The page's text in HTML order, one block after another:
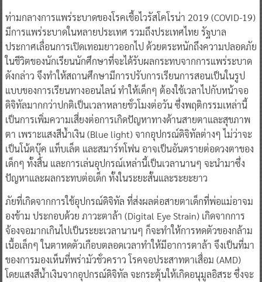
ท่ามกลางการแพร่ระบาดของโรคเชื้อไวรัสโคโรน่า 2019 (COVID-19)
มีการแพร่ระบาดในหลายประเทศ รวมถึงประเทศไทย รัฐบาล
ประกาศเลื่อนการเปิดเทอมยาวออกไป ด้วยตระหนักถึงความปลอดภัย
ในชีวิตของนักเรียนนักศึกษาที่จะได้รับผลกระทบจากการแพร่ระบาด
ดังกล่าว จึงทำให้สถานศึกษามีการปรับการเรียนการสอนเป็นในรูป
แบบของการเรียนทางออนไลน์ ทำให้เด็กๆ ต้องใช้เวลาไปกับหน้าจอ
ดิจิทัลมากกว่าปกติเป็นเวลาหลายชั่วโมงต่อวัน ซึ่งพฤติกรรมเหล่านี้
เป็นการเพิ่มความเสี่ยงต่อการเกิดปัญหาทางด้านสายตาและสุขภาพ
ตา เพราะแสงสีน้ำเงิน (Blue light) จากอุปกรณ์ดิจิทัลต่างๆ ไม่ว่าจะ
เป็นโน้ตบุ๊ค แท็บเล็ต และสมาร์ทโฟน อาจเป็นอันตรายต่อดวงตาของ
เด็กๆ ทั้งสิ้น และการเล่นอุปกรณ์เหล่านี้เป็นเวลานานๆ จะนำมาซึ่ง
ปัญหาและผลกระทบต่อเด็ก ทั้งในระยะสั้นและระยะยาว
ภัยที่เกิดจากการใช้อุปกรณ์ดิจิทัล ที่ส่งผลต่อสายตาเด็กที่พ่อแม่อาจม
องข้าม ประกอบด้วย ภาวะตาล้า (Digital Eye Strain) เกิดจากการ
จ้องจอมากเกินไปเป็นระยะเวลานานๆ ก็จะทำให้การหดตัวของกล้าม
เนื้อเล็กๆ ในตาหดตัวเกือบตลอดเวลาทำให้มีอาการตาล้า จึงเป็นที่มา
ของการมองเห็นที่พร่ามัวชั่วคราว โรคจอประสาทตาเสื่อม (AMD)
โดยแสงสีน้ำเงินจากอุปกรณ์ดิจิทัล จะกระตุ้นให้เกิดอนุมูลอิสระ ซึ่งจะ